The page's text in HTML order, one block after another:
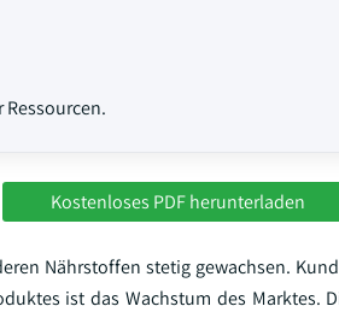
Kostenloses PDF herunterladen
Nährstoffen stetig gewachsen.
ist das Wachstum des Marktes.